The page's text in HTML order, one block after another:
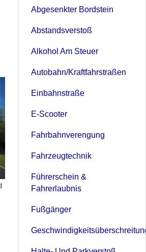
Abgesenkter Bordstein
Abstandsverstoß
Alkohol Am Steuer
Autobahn/Kraftfahrstraßen
Einbahnstraße
E-Scooter
Fahrbahnverengung
Fahrzeugtechnik
Führerschein &
Fahrerlaubnis
Fußgänger
Geschwindigkeitsüberschreitung